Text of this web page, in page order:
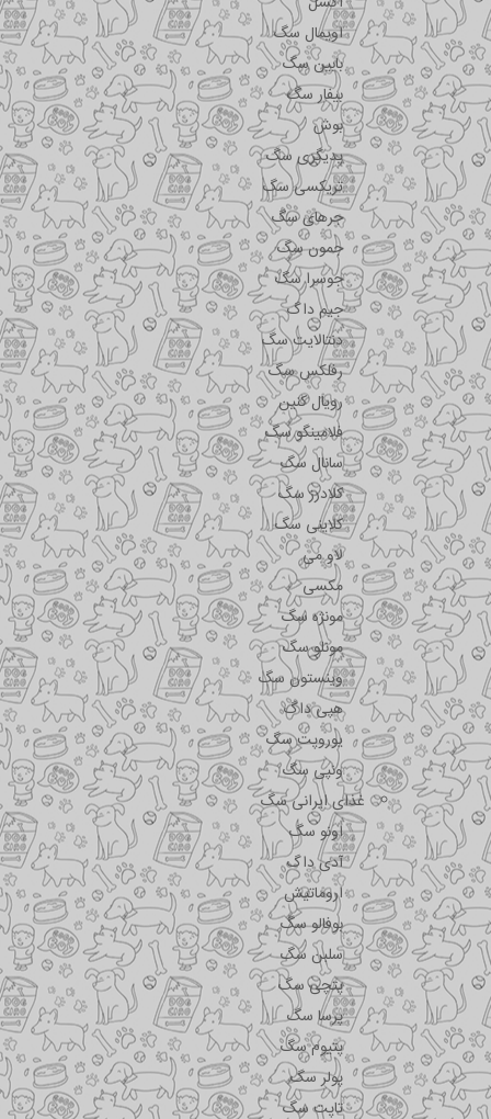
اویمال سگ
بابین سگ
بیفار سگ
بوش
پدیگری سگ
تریکسی سگ
جرهای سگ
جمون سگ
جوسرا سگ
جیم داگ
دنتالایت سگ
رفلکس سگ
رویال کنین
فلامینگو سگ
سانال سگ
کلادرز سگ
کلاینی سگ
لاو می
مکسی
مونژه سگ
مونلو سگ
وینستون سگ
هپی داگ
یوروپت سگ
ونپی سگ
غذای ایرانی سگ
اونو سگ
آدی داگ
اروماتیش
بوفالو سگ
سلبن سگ
پتچی سگ
پرسا سگ
پتیوم سگ
پولر سگ
تاپت سگ